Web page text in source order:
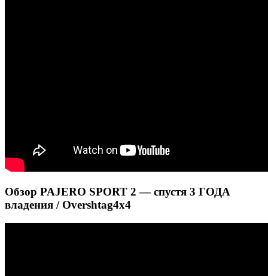
Обзор PAJERO SPORT 2 — спустя 3 ГОДА
владения / Overshtag4x4